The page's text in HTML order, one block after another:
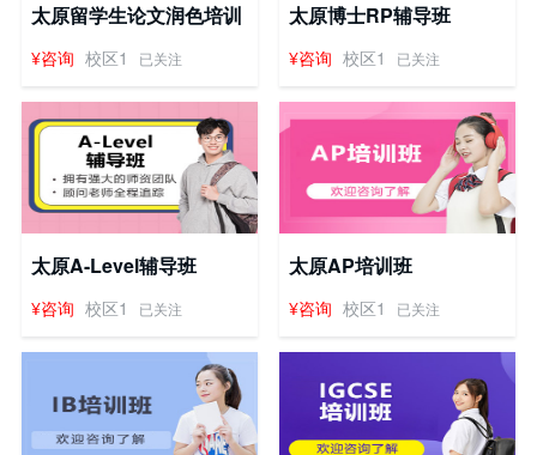
太原留学生论文润色培训
班
¥咨询 校区1 已关注
太原博士RP辅导班
¥咨询 校区1 已关注
太原A-Level辅导班
¥咨询 校区1 已关注
太原AP培训班
¥咨询 校区1 已关注